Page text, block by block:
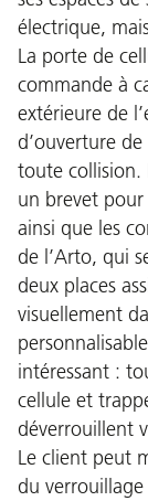
électrique,
La porte de
commande à
extérieure de
d’ouverture
toute collision.
un brevet
ainsi que les
de l’Arto, qui
deux places
visuellement
intéressant :
cellule et
déverrouillent
Le client peut
du